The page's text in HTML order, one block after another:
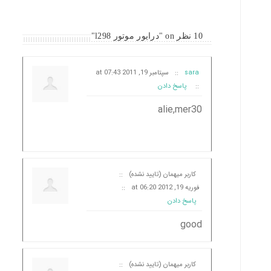
10 نظر on "درایور موتور l298"
sara
سپتامبر 19, 2011 at 07:43
پاسخ دادن
alie,mer30
کاربر میهمان (تایید نشده)
فوریه 19, 2012 at 06:20
پاسخ دادن
good
کاربر میهمان (تایید نشده)